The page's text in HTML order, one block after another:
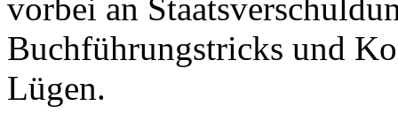
vorbei an
Buchführungstricks und
Lügen.